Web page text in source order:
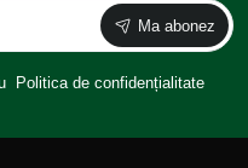
Ma abonez
Politica de confidențialitate